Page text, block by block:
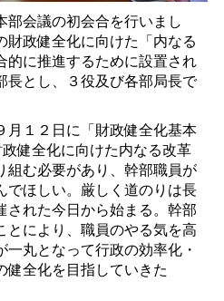
部会議の初会合を行いまし
財政健全化に向けた「内なる
的に推進するために設置され
長とし、３役及び各部局長で
１２日に「財政健全化基本
健全化に向けた内なる改革
組む必要があり、幹部職員が
でほしい。厳しく道のりは長
された今日から始まる。幹部
とにより、職員のやる気を高
丸となって行政の効率化・
健全化を目指していきた